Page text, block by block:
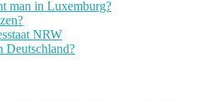
man in Luxemburg?
NRW
Deutschland?